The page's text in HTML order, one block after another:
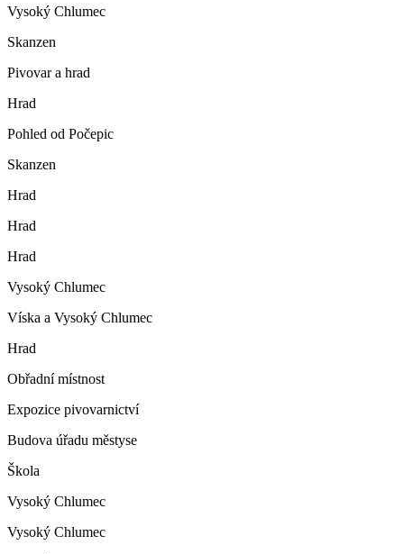
Vysoký Chlumec
Skanzen
Pivovar a hrad
Hrad
Pohled od Počepic
Skanzen
Hrad
Hrad
Hrad
Vysoký Chlumec
Víska a Vysoký Chlumec
Hrad
Obřadní místnost
Expozice pivovarnictví
Budova úřadu městyse
Škola
Vysoký Chlumec
Vysoký Chlumec